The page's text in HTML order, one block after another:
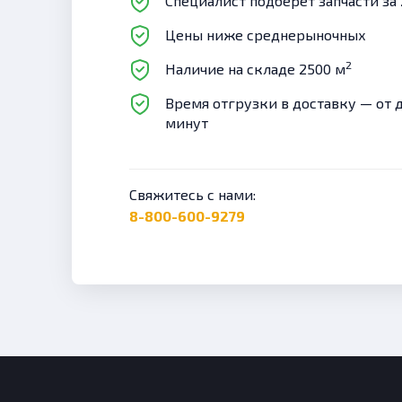
Цены ниже среднерыночных
Наличие на складе 2500 м2
Время отгрузки в доставку — от
минут
Свяжитесь с нами:
8-800-600-9279